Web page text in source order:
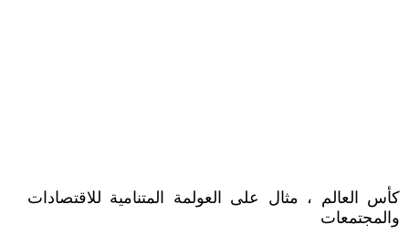
كأس العالم ، مثال على العولمة المتنامية للاقتصادات
والمجتمعات